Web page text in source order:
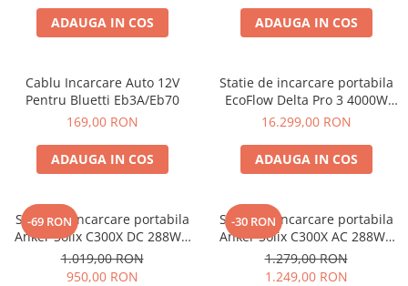
Acumulatori
Acumulatori Standard Plumb
Acumulatori Gel
Acumulatori Moto
Electronice
Invertoare Tensiune
Statii de incarcare vehicule
electrice
UPS Centrale Termice
ADAUGA IN COS ADAUGA IN COS
Cablu Incarcare Auto 12V
Pentru Bluetti Eb3A/Eb70
169,00 RON
ADAUGA IN COS
Statie de incarcare portabila
EcoFlow Delta Pro 3 4000W
4096Wh
16.299,00 RON
ADAUGA IN COS
-69 RON
Statie de incarcare portabila
Anker Solix C300X DC 288Wh
300W
1.019,00 RON
950,00 RON
-30 RON
Statie de incarcare portabila
Anker Solix C300X AC 288Wh
300W
1.279,00 RON
1.249,00 RON